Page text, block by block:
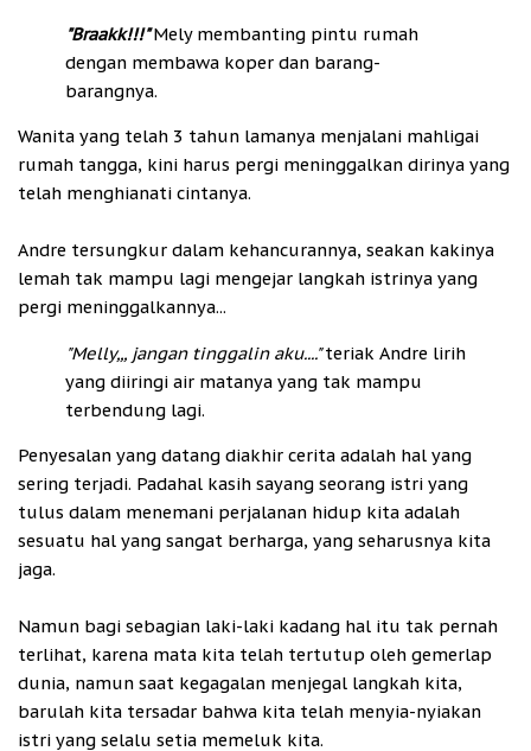
"Braakk!!!"Mely membanting pintu rumah
dengan membawa koper dan barang-
barangnya.
Wanita yang telah 3 tahun lamanya menjalani mahligai
rumah tangga, kini harus pergi meninggalkan dirinya yang
telah menghianati cintanya.
Andre tersungkur dalam kehancurannya, seakan kakinya
lemah tak mampu lagi mengejar langkah istrinya yang
pergi meninggalkannya...
"Melly,,, jangan tinggalin aku...."teriak Andre lirih
yang diiringi air matanya yang tak mampu
terbendung lagi.
Penyesalan yang datang diakhir cerita adalah hal yang
sering terjadi. Padahal kasih sayang seorang istri yang
tulus dalam menemani perjalanan hidup kita adalah
sesuatu hal yang sangat berharga, yang seharusnya kita
jaga.
Namun bagi sebagian laki-laki kadang hal itu tak pernah
terlihat, karena mata kita telah tertutup oleh gemerlap
dunia, namun saat kegagalan menjegal langkah kita,
barulah kita tersadar bahwa kita telah menyia-nyiakan
istri yang selalu setia memeluk kita.